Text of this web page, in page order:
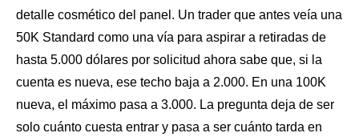
detalle cosmético del panel. Un trader que antes veía una
50K Standard como una vía para aspirar a retiradas de
hasta 5.000 dólares por solicitud ahora sabe que, si la
cuenta es nueva, ese techo baja a 2.000. En una 100K
nueva, el máximo pasa a 3.000. La pregunta deja de ser
solo cuánto cuesta entrar y pasa a ser cuánto tarda en